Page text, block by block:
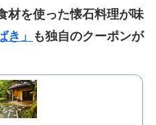
材を使った懐石料理が味
き」
も独自のクーポンが